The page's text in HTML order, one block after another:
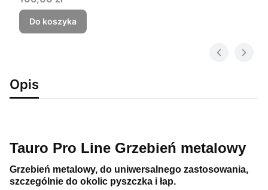
Do koszyka
Opis
Tauro Pro Line Grzebień metalowy
Grzebień metalowy, do uniwersalnego zastosowania,
szczególnie do okolic pyszczka i łap.